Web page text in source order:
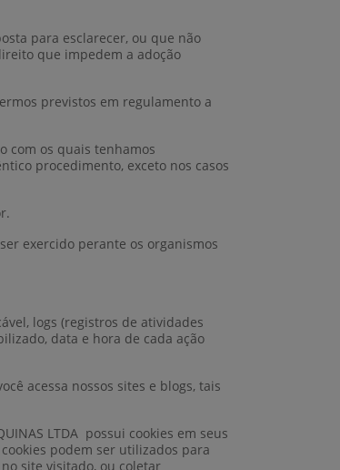
para esclarecer, ou que não
que impedem a adoção
previstos em regulamento a
com os quais tenhamos
procedimento, exceto nos casos
exercido perante os organismos
logs (registros de atividades
data e hora de cada ação
acessa nossos sites e blogs, tais
LTDA possui cookies em seus
podem ser utilizados para
site visitado, ou coletar